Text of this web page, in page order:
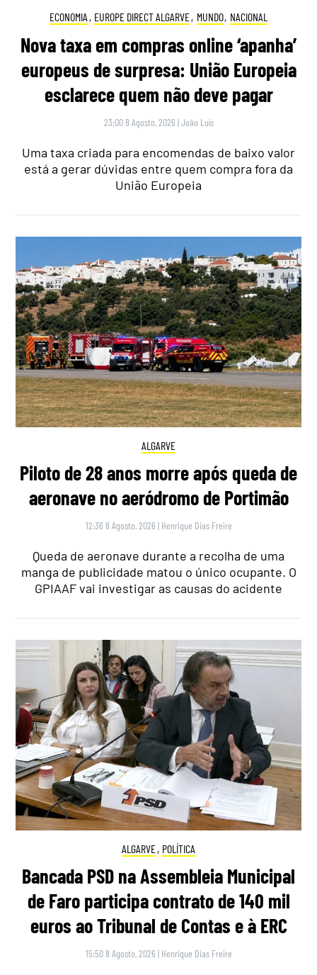
ECONOMIA , EUROPE DIRECT ALGARVE, MUNDO, NACIONAL
Nova taxa em compras online ‘apanha’
europeus de surpresa: União Europeia
esclarece quem não deve pagar
23:00 8 Agosto, 2026 |João Luís
Uma taxa criada para encomendas de baixo valor
está a gerar dúvidas entre quem compra fora da
União Europeia
ALGARVE
Piloto de 28 anos morre após queda de
aeronave no aeródromo de Portimão
12:36 8 Agosto, 2026 | Henrique Dias Freire
Queda de aeronave durante a recolha de uma
manga de publicidade matou o único ocupante. O
GPIAAF vai investigar as causas do acidente
ALGARVE, POLÍTICA
Bancada PSD na Assembleia Municipal
de Faro participa contrato de 140 mil
euros ao Tribunal de Contas e à ERC
15:50 8 Agosto, 2026 | Henrique Dias Freire